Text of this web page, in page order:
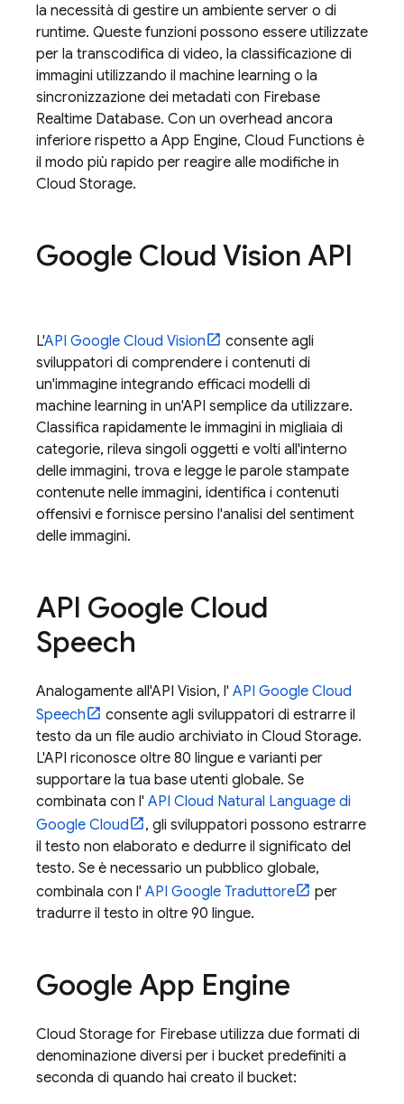
la necessità di gestire un ambiente server o di
runtime. Queste funzioni possono essere utilizzate
per la transcodifica di video, la classificazione di
immagini utilizzando il machine learning o la
sincronizzazione dei metadati con Firebase
Realtime Database. Con un overhead ancora
inferiore rispetto a App Engine, Cloud Functions è
il modo più rapido per reagire alle modifiche in
Cloud Storage.
Google Cloud Vision API
L'API Google Cloud Vision
consente agli
sviluppatori di comprendere i contenuti di
un'immagine integrando efficaci modelli di
machine learning in un'API semplice da utilizzare.
Classifica rapidamente le immagini in migliaia di
categorie, rileva singoli oggetti e volti all'interno
delle immagini, trova e legge le parole stampate
contenute nelle immagini, identifica i contenuti
offensivi e fornisce persino l'analisi del sentiment
delle immagini.
API Google Cloud
Speech
Analogamente all'API Vision, l' API Google Cloud
Speech
consente agli sviluppatori di estrarre il
testo da un file audio archiviato in Cloud Storage.
L'API riconosce oltre 80 lingue e varianti per
supportare la tua base utenti globale. Se
combinata con l' API Cloud Natural Language di
Google Cloud
, gli sviluppatori possono estrarre
il testo non elaborato e dedurre il significato del
testo. Se è necessario un pubblico globale,
combinala con l' API Google Traduttore
per
tradurre il testo in oltre 90 lingue.
Google App Engine
Cloud Storage for Firebase utilizza due formati di
denominazione diversi per i bucket predefiniti a
seconda di quando hai creato il bucket: